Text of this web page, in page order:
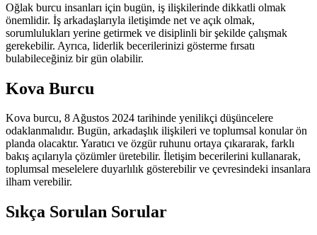
Oğlak burcu insanları için bugün, iş ilişkilerinde dikkatli olmak
önemlidir. İş arkadaşlarıyla iletişimde net ve açık olmak,
sorumlulukları yerine getirmek ve disiplinli bir şekilde çalışmak
gerekebilir. Ayrıca, liderlik becerilerinizi gösterme fırsatı
bulabileceğiniz bir gün olabilir.
Kova Burcu
Kova burcu, 8 Ağustos 2024 tarihinde yenilikçi düşüncelere
odaklanmalıdır. Bugün, arkadaşlık ilişkileri ve toplumsal konular ön
planda olacaktır. Yaratıcı ve özgür ruhunu ortaya çıkararak, farklı
bakış açılarıyla çözümler üretebilir. İletişim becerilerini kullanarak,
toplumsal meselelere duyarlılık gösterebilir ve çevresindeki insanlara
ilham verebilir.
Sıkça Sorulan Sorular